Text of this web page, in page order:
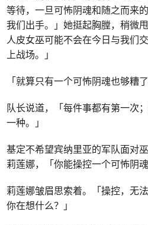
等待，一旦可怖阴魂和随之而来
我们出手。」她挺起胸膛，稍微
人皮女巫可能不会在今日与我们
上战场。」
「就算只有一个可怖阴魂也够糟
队长说道，「每件事都有第一次
一种。」
基定不希望宾纳里亚的军队面对
莉莲娜，「你能操控一个可怖阴魂
莉莲娜皱眉思索着。「操控，无
你在想什么？」